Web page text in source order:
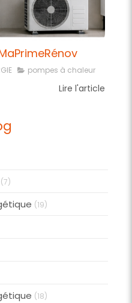
pompes à chaleur
Lire l'article
(7)
(19)
(18)